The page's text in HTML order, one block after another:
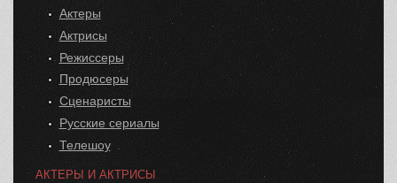
Актеры
Актрисы
Режиссеры
Продюсеры
Сценаристы
Русские сериалы
Телешоу
АКТЕРЫ И АКТРИСЫ